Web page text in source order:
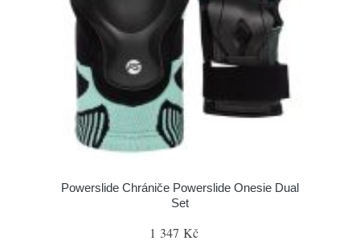
Powerslide Chrániče Powerslide Onesie Dual
Set
1 347 Kč